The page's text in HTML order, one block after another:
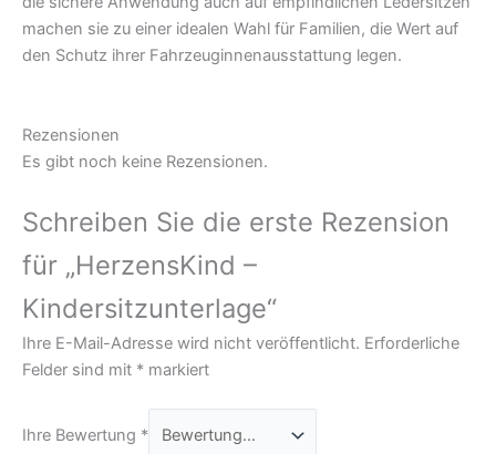
machen sie zu einer idealen Wahl für Familien, die Wert auf
den Schutz ihrer Fahrzeuginnenausstattung legen.
Rezensionen
Es gibt noch keine Rezensionen.
Schreiben Sie die erste Rezension
für „HerzensKind –
Kindersitzunterlage“
Ihre E-Mail-Adresse wird nicht veröffentlicht. Erforderliche
Felder sind mit * markiert
Ihre Bewertung *